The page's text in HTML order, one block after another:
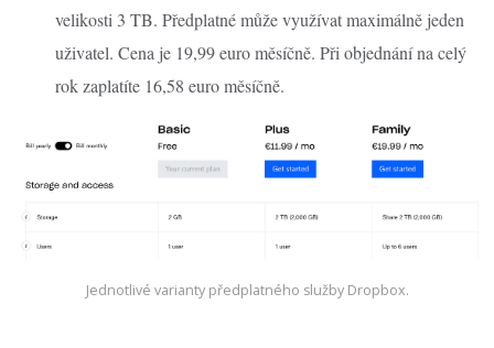
velikosti 3 TB. Předplatné může využívat maximálně jeden
uživatel. Cena je 19,99 euro měsíčně. Při objednání na celý
rok zaplatíte 16,58 euro měsíčně.
Jednotlivé varianty předplatného služby Dropbox.